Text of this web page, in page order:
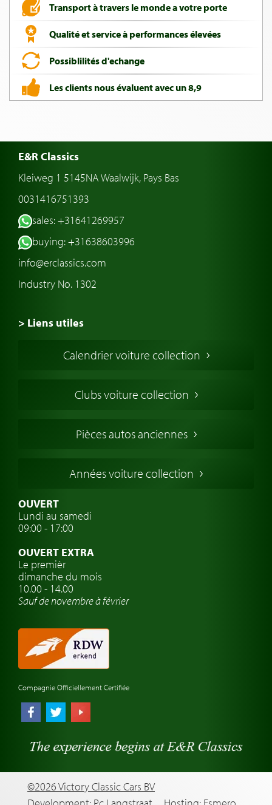
Transport à travers le monde a votre porte
Qualité et service à performances élevées
Possiblilités d'echange
Les clients nous évaluent avec un 8,9
E&R Classics
Kleiweg 1 5145NA Waalwijk, Pays Bas
0031416751393
sales: +31641269957
buying: +31638603996
info@erclassics.com
Industry No. 1302
> Liens utiles
Voiture Collection Europe
Voitures Anglaises
Voitures Allemandes
Voitures Suédoises
Assurance voiture de collection
Clubs de voitures classiques
Atelier de voitures anciennes
Montres de marque de voiture
Calendrier voiture collection
Clubs voiture collection
Pièces autos anciennes
Années voiture collection
OUVERT
Lundi au samedi
09:00 - 17:00
OUVERT EXTRA
Le premièr
dimanche du mois
10.00 - 14.00
Sauf de novembre à février
Compagnie Officiellement Certifiée
©2026 Victory Classic Cars BV